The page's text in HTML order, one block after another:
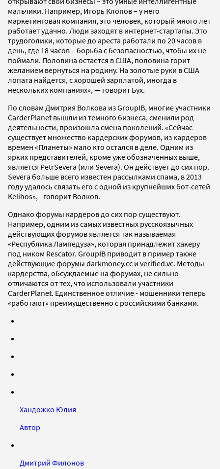
мальчики. Например, Игорь Клопов – у него
маркетинговая компания, это человек, который много лет
работает удачно. Люди заходят в интернет-стартапы. Это
трудоголики, которые до ареста работали по 20 часов в
день, где 18 часов – борьба с безопасностью, чтобы их не
поймали. Половина остается в США, половина горит
желанием вернуться на родину. На золотые руки в США
лопата найдется, с хорошей зарплатой, иногда в
нескольких компаниях», — говорит Бух.
По словам Дмитрия Волкова из GroupIB, многие участники
CarderPlanet вышли из темного бизнеса, сменили род
деятельности, произошла смена поколений. «Сейчас
существует множество кардерских форумов, из кардеров
времен «Планеты» мало кто остался в деле. Одним из
ярких представителей, кроме уже обозначенных выше,
является PetrSevera (или Severa). Он действует до сих пор.
Severa больше всего известен рассылками спама, в 2013
году удалось связать его с одной из крупнейших бот-сетей
Kelihos», - говорит Волков.
Однако форумы кардеров до сих пор существуют.
Например, одним из самых известных русскоязычных
действующих форумов является так называемая
«Республика Лампедуза», которая принадлежит хакеру
под ником Rescator. GroupIB приводит в пример также
действующие форумы darkmoney.cc и verified.vc. Методы
кардерства, обсуждаемые на форумах, не сильно
отличаются от тех, что использовали участники
CarderPlanet. Единственное отличие - мошенники теперь
«работают» преимущественно с российскими банками.
Хандожко Юлия
Автор
Дмитрий Филонов